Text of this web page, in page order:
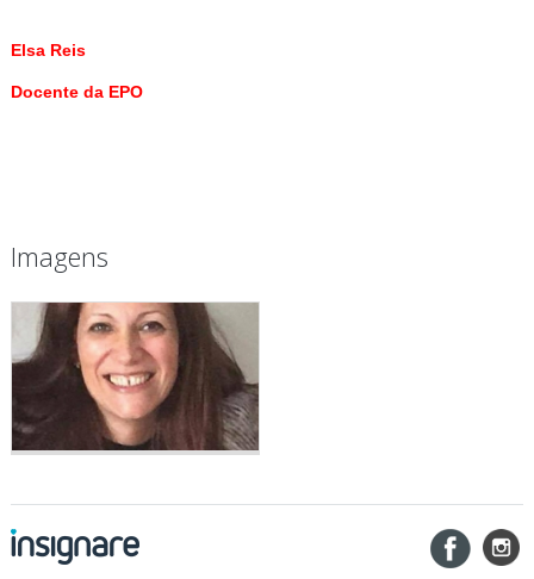
Elsa Reis
Docente da EPO
Imagens